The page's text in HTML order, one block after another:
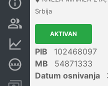
Osnovni podaci
Vlasnička struktura
Finansijski podaci
Dubinska bonitetna
Srbija
AKTIVAN
PIB
102468097
MB
54871333
Datum osnivanja